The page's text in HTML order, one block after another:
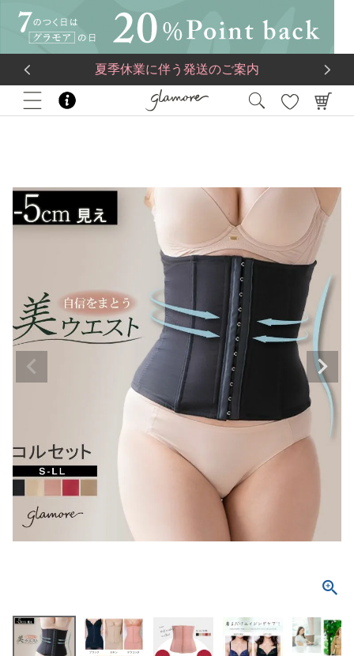
夏季休業に伴う発送のご案内
HOME ブランド glamore
ととのうコルセット